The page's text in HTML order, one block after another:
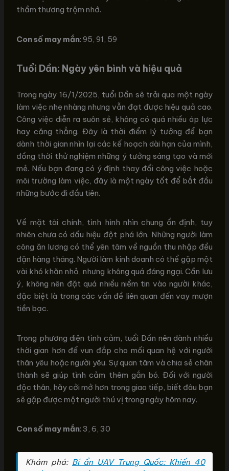
thầm thương trộm nhớ.
Con số may mắn: 95, 91, 59
Tuổi Dần: Ngày yên bình và hiệu quả
Trong ngày 16/1/2025, tuổi Dần sẽ trải qua một ngày
làm việc nhẹ nhàng nhưng vẫn đạt được hiệu quả cao.
Công việc diễn ra suôn sẻ, không có quá nhiều áp lực
hay căng thẳng. Đây là thời điểm lý tưởng để bạn
dành thời gian nhìn lại các kế hoạch dài hạn của mình,
đồng thời thử nghiệm những ý tưởng sáng tạo và mới
mẻ. Nếu bạn đang có ý định thay đổi công việc hoặc
môi trường làm việc, đây là một ngày tốt để bắt đầu
những bước đi đầu tiên.
Về mặt tài chính, tình hình nhìn chung ổn định, tuy
nhiên chưa có dấu hiệu đột phá lớn. Những người làm
công ăn lương có thể yên tâm về nguồn thu nhập đều
đặn hàng tháng. Người làm kinh doanh có thể gặp một
vài khó khăn nhỏ, nhưng không quá đáng ngại. Cần lưu
ý, không nên đặt quá nhiều niềm tin vào người khác,
đặc biệt là trong các vấn đề liên quan đến vay mượn
tiền bạc.
Trong phương diện tình cảm, tuổi Dần nên dành nhiều
thời gian hơn để vun đắp cho mối quan hệ với người
thân yêu hoặc người yêu. Sự quan tâm và chia sẻ chân
thành sẽ giúp tình cảm thêm gắn bó. Đối với người
độc thân, hãy cởi mở hơn trong giao tiếp, biết đâu bạn
sẽ gặp được một người thú vị trong ngày hôm nay.
Con số may mắn: 3, 6, 30
Khám phá: Bí ẩn UAV Trung Quốc: Khiến 40